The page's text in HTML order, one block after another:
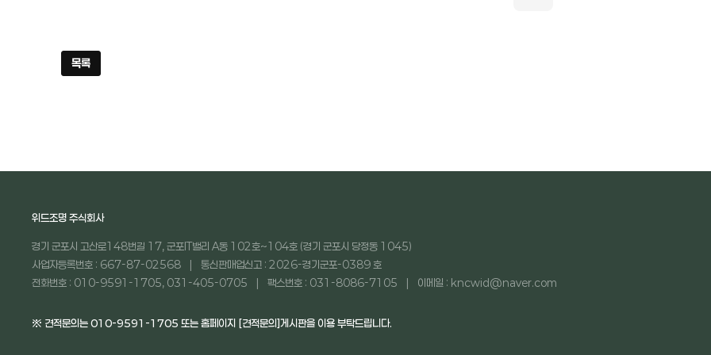
목록
위드조명 주식회사
경기 군포시 고산로148번길 17, 군포IT밸리 A동 102호~104호 (경기 군포시 당정동 1045)
사업자등록번호 : 667-87-02568
통신판매업신고 : 2026-경기군포-0389 호
전화번호 : 010-9591-1705, 031-405-0705
팩스번호 : 031-8086-7105 이메일 : kncwid@naver.com
※ 견적문의는 010-9591-1705 또는 홈페이지 [견적문의]게시판을 이용 부탁드립니다.